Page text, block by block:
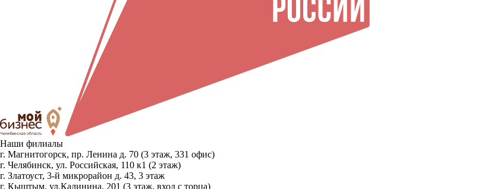
Наши филиалы
г. Магнитогорск, пр. Ленина д. 70 (3 этаж, 331 офис)
г. Челябинск, ул. Российская, 110 к1 (2 этаж)
г. Златоуст, 3-й микрорайон д. 43, 3 этаж
г. Кыштым, ул.Калинина, 201 (3 этаж, вход с торца)